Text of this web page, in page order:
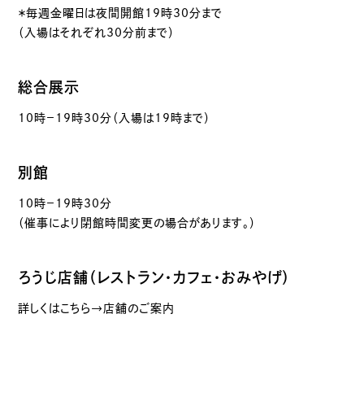
＊毎週金曜日は夜間開館19時30分まで
（入場はそれぞれ30分前まで）
総合展示
10時－19時30分（入場は19時まで）
別館
10時－19時30分
（催事により閉館時間変更の場合があります。）
ろうじ店舗（レストラン・カフェ・おみやげ）
詳しくはこちら→店舗のご案内